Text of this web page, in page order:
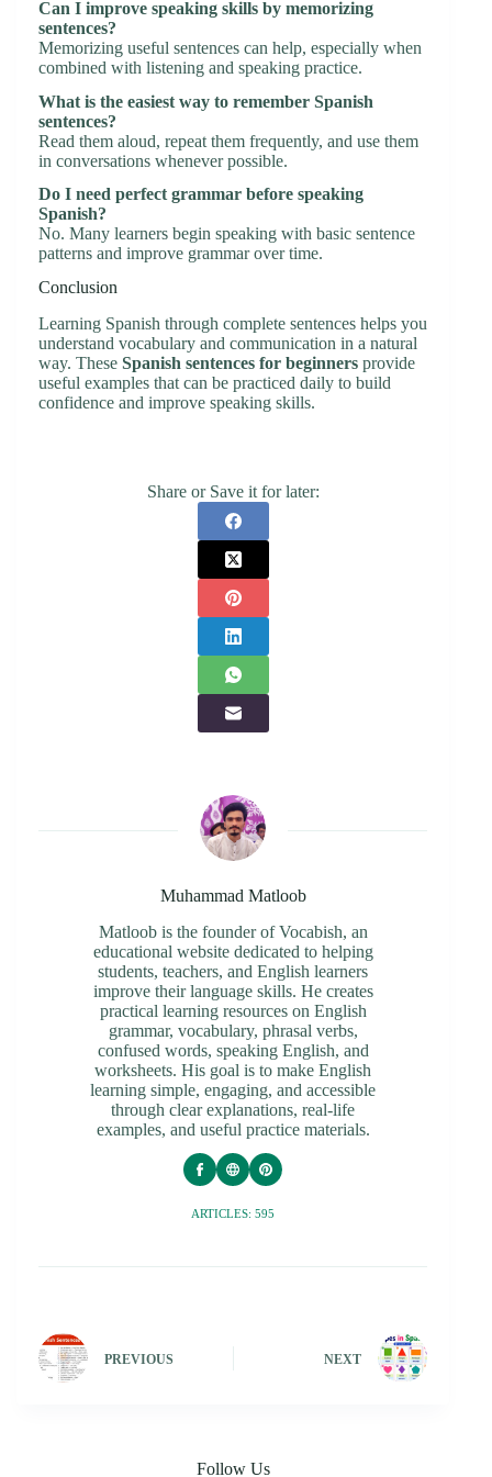
Can I improve speaking skills by memorizing
sentences?
Memorizing useful sentences can help, especially when
combined with listening and speaking practice.
What is the easiest way to remember Spanish
sentences?
Read them aloud, repeat them frequently, and use them
in conversations whenever possible.
Do I need perfect grammar before speaking
Spanish?
No. Many learners begin speaking with basic sentence
patterns and improve grammar over time.
Conclusion
Learning Spanish through complete sentences helps you
understand vocabulary and communication in a natural
way. These Spanish sentences for beginners provide
useful examples that can be practiced daily to build
confidence and improve speaking skills.
Share or Save it for later:
Muhammad Matloob
Matloob is the founder of Vocabish, an
educational website dedicated to helping
students, teachers, and English learners
improve their language skills. He creates
practical learning resources on English
grammar, vocabulary, phrasal verbs,
confused words, speaking English, and
worksheets. His goal is to make English
learning simple, engaging, and accessible
through clear explanations, real-life
examples, and useful practice materials.
ARTICLES: 595
PREVIOUS NEXT
Follow Us